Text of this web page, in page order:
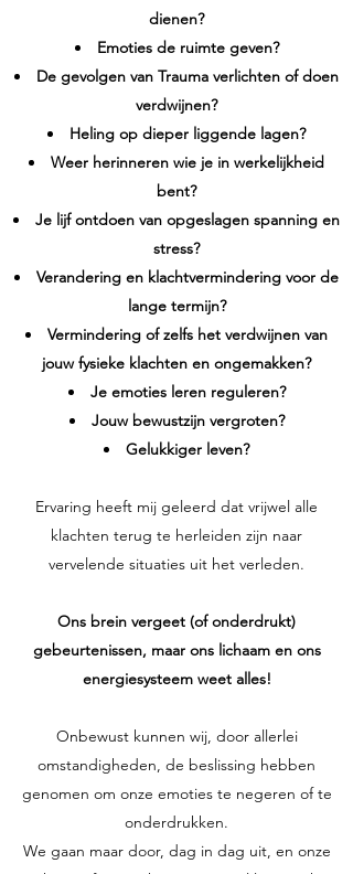
dienen?
Emoties de ruimte geven?
De gevolgen van Trauma verlichten of doen
verdwijnen?
Heling op dieper liggende lagen?
Weer herinneren wie je in werkelijkheid
bent?
Je lijf ontdoen van opgeslagen spanning en
stress?
Verandering en klachtvermindering voor de
lange termijn?
Vermindering of zelfs het verdwijnen van
jouw fysieke klachten en ongemakken?
Je emoties leren reguleren?
Jouw bewustzijn vergroten?
Gelukkiger leven?
Ervaring heeft mij geleerd dat vrijwel alle
klachten terug te herleiden zijn naar
vervelende situaties uit het verleden.
Ons brein vergeet (of onderdrukt)
gebeurtenissen, maar ons lichaam en ons
energiesysteem weet alles!
Onbewust kunnen wij, door allerlei
omstandigheden, de beslissing hebben
genomen om onze emoties te negeren of te
onderdrukken.
We gaan maar door, dag in dag uit, en onze